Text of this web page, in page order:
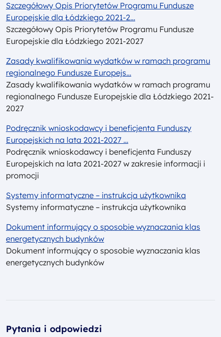
Szczegółowy Opis Priorytetów Programu Fundusze
Europejskie dla Łódzkiego 2021-2…
Szczegółowy Opis Priorytetów Programu Fundusze
Europejskie dla Łódzkiego 2021-2027
Zasady kwalifikowania wydatków w ramach programu
regionalnego Fundusze Europejs…
Zasady kwalifikowania wydatków w ramach programu
regionalnego Fundusze Europejskie dla Łódzkiego 2021-
2027
Podręcznik wnioskodawcy i beneficjenta Funduszy
Europejskich na lata 2021-2027 …
Podręcznik wnioskodawcy i beneficjenta Funduszy
Europejskich na lata 2021-2027 w zakresie informacji i
promocji
Systemy informatyczne – instrukcja użytkownika
Systemy informatyczne – instrukcja użytkownika
Dokument informujący o sposobie wyznaczania klas
energetycznych budynków
Dokument informujący o sposobie wyznaczania klas
energetycznych budynków
Pytania i odpowiedzi